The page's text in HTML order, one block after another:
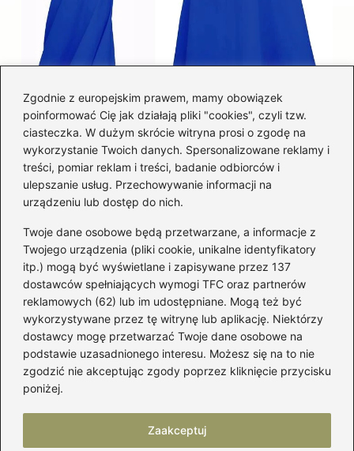
Zgodnie z europejskim prawem, mamy obowiązek
poinformować Cię jak działają pliki "cookies", czyli tzw.
ciasteczka. W dużym skrócie witryna prosi o zgodę na
wykorzystanie Twoich danych. Spersonalizowane reklamy i
treści, pomiar reklam i treści, badanie odbiorców i
ulepszanie usług. Przechowywanie informacji na
urządzeniu lub dostęp do nich.
Twoje dane osobowe będą przetwarzane, a informacje z
Twojego urządzenia (pliki cookie, unikalne identyfikatory
itp.) mogą być wyświetlane i zapisywane przez 137
dostawców spełniających wymogi TFC oraz partnerów
reklamowych (62) lub im udostępniane. Mogą też być
wykorzystywane przez tę witrynę lub aplikację. Niektórzy
dostawcy mogę przetwarzać Twoje dane osobowe na
podstawie uzasadnionego interesu. Możesz się na to nie
zgodzić nie akceptując zgody poprzez kliknięcie przycisku
poniżej.
Zaakceptuj
Łatwy sposób jak skrócić spódnicę z
półkoła w domu
Kategorie
Akcesoria(29)
Buty(223)
Dodatki(59)
Dziecko(101)
Kobieta(39)
Moda(109)
Styl(2)